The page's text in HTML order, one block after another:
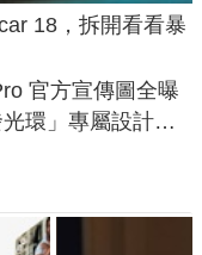
18，拆開看看暴
官方宣傳圖全曝
環」專屬設計、